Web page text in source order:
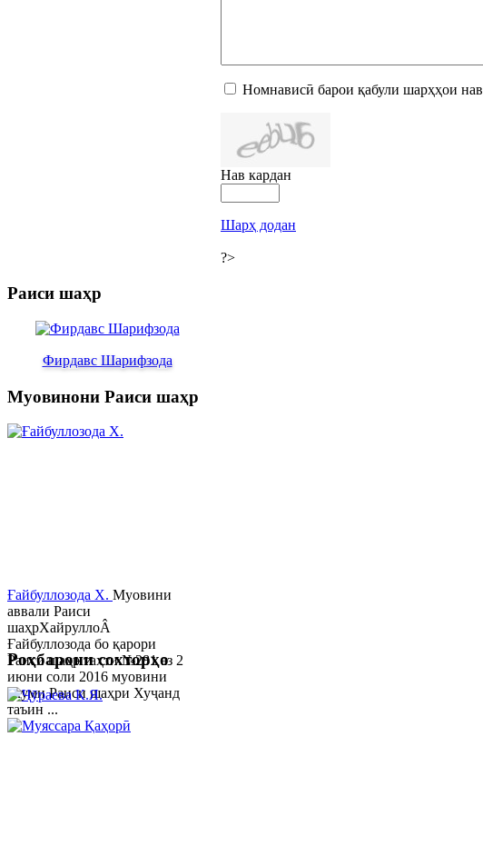
Номнависӣ барои қабули шарҳҳои нав
Нав кардан
Шарҳ додан
?>
Раиси шаҳр
Фирдавс Шарифзода
Муовинони Раиси шаҳр
Ғайбуллозода Х. Муовини
аввали Раиси
шаҳрХайруллоÂ
Ғайбуллозода бо қарори
Раиси шаҳр таҳти №281 аз 2
июни соли 2016 муовини
якуми Раиси шаҳри Хуҷанд
таъин ...
Роҳбарони сохторҳо